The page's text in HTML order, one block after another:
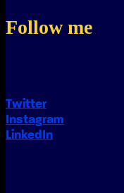
Follow me
Twitter
Instagram
LinkedIn